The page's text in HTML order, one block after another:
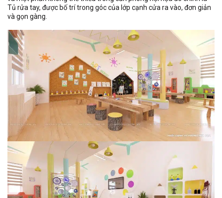
Tủ rửa tay, được bố trí trong góc của lớp cạnh cửa ra vào, đơn giản
và gọn gàng.